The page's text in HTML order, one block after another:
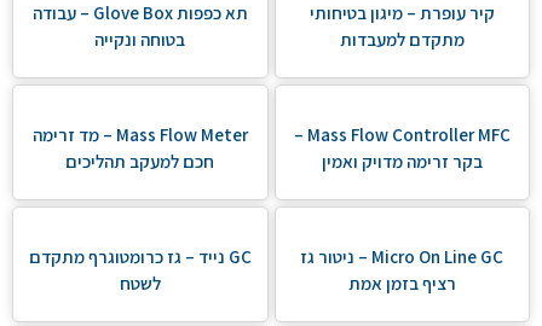
קיר עופרת – מיגון בטיחותי
מתקדם למעבדות
תא כפפות Glove Box – עבודה
בטוחה ונקייה
Mass Flow Controller MFC –
בקר זרימה מדויק ואמין
Mass Flow Meter – מד זרימה
חכם למעקב תהליכים
Micro On Line GC – ניטור גז
רציף בזמן אמת
GC נייד – גז כרומטוגרף מתקדם
לשטח